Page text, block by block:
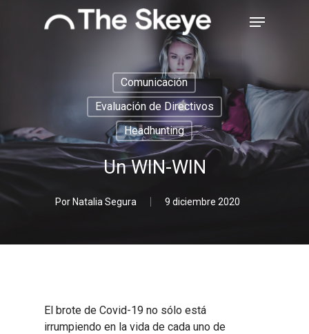
Menu
Comunicación
Evaluación de Directivos
Headhunting
Un WIN-WIN
Por Natalia Segura 9 diciembre 2020
El brote de Covid-19 no sólo está
irrumpiendo en la vida de cada uno de